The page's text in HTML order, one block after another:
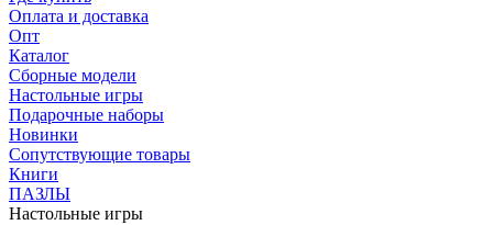
Оплата и доставка
Опт
Каталог
Сборные модели
Настольные игры
Подарочные наборы
Новинки
Сопутствующие товары
Книги
ПАЗЛЫ
Настольные игры